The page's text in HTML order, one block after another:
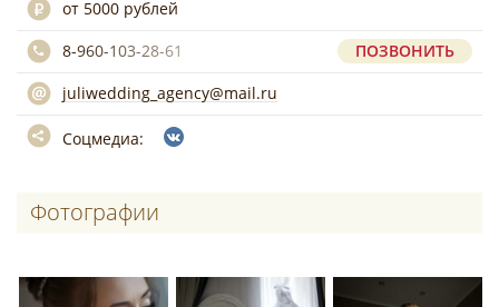
от 5000 рублей
8-960-103-28-61
ПОЗВОНИТЬ
juliwedding_agency@mail.ru
Соцмедиа:
Фотографии